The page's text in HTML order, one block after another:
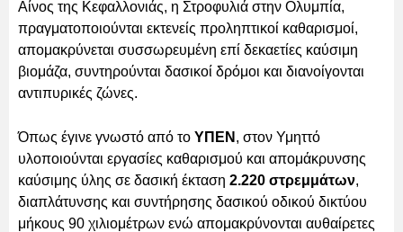
Αίνος της Κεφαλλονιάς, η Στροφυλιά στην Ολυμπία,
πραγματοποιούνται εκτενείς προληπτικοί καθαρισμοί,
απομακρύνεται συσσωρευμένη επί δεκαετίες καύσιμη
βιομάζα, συντηρούνται δασικοί δρόμοι και διανοίγονται
αντιπυρικές ζώνες.
Όπως έγινε γνωστό από το ΥΠΕΝ , στον Υμηττό
υλοποιούνται εργασίες καθαρισμού και απομάκρυνσης
καύσιμης ύλης σε δασική έκταση 2.220 στρεμμάτων,
διαπλάτυνσης και συντήρησης δασικού οδικού δικτύου
μήκους 90 χιλιομέτρων ενώ απομακρύνονται αυθαίρετες